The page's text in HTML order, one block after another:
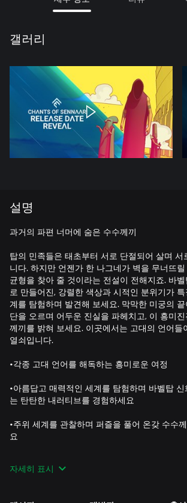
갤러리
설명
과거의 파편 너머에 숨은 수수께끼
탑의 민족들은 태초부터 서로 단절되어 살며 서
니다. 하지만 언젠가 한 나그네가 벽을 무너뜨
균형을 찾아 줄 것이라는 전설이 전해지죠. 바
로 만들어진, 강렬한 색상과 시적인 분위기가
계를 탐험하며 발견해 보세요. 막막한 미궁의
단을 오르며 어두운 진실을 파헤치고, 이 흥미
께끼를 밝혀 보세요. 이곳에서는 고대의 언어들
열쇠입니다.
•각종 고대 언어를 해독하는 흥미로운 여정
•아름답고 매력적인 세계를 탐험하며 바벨탑
는 탄탄한 내러티브를 경험하세요
•주위 세계를 관찰하며 퍼즐을 풀어 온갖 수수
요
하세요
자세히 표시